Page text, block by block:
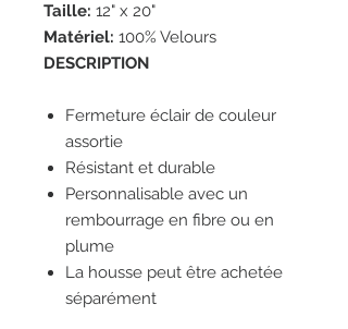
Taille: 12" x 20"
Matériel: 100% Velours
DESCRIPTION
Fermeture éclair de couleur
assortie
Résistant et durable
Personnalisable avec un
rembourrage en fibre ou en
plume
La housse peut être achetée
séparément